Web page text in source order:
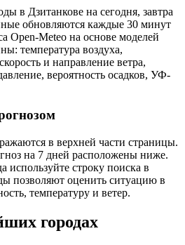
в Дзитанкове на сегодня, завтра
обновляются каждые 30 минут
Open-Meteo на основе моделей
температура воздуха,
и направление ветра,
вероятность осадков, УФ-
в верхней части страницы.
на 7 дней расположены ниже.
используйте строку поиска в
позволяют оценить ситуацию в
температуру и ветер.
городах